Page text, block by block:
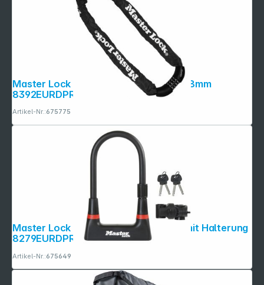
Master Lock Ketten aus gehärt. Stahl 8mm
8392EURDPRO
Artikel-Nr.:675775
Master Lock Bügelschloss aus Stahl mit Halterung
8279EURDPRO
Artikel-Nr.:675649